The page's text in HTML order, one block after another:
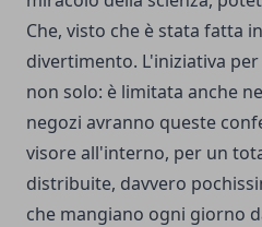
Che, visto che è stata fatta
divertimento. L'iniziativa
non solo: è limitata anche
negozi avranno queste
visore all'interno, per un
distribuite, davvero
che mangiano ogni giorno